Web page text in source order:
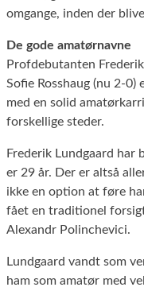
omgange, inden der
De gode amatørnavne
Profdebutanten
Sofie Rosshaug (nu 2-0)
med en solid
forskellige steder.
Frederik Lundgaard har
er 29 år. Der er altså
ikke en option at føre
fået en traditionel
Alexandr Polinchevici.
Lundgaard vandt som
ham som amatør med